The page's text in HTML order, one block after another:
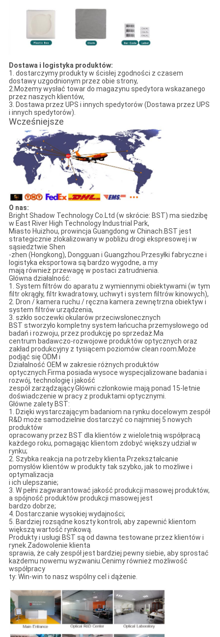
Dostawa i logistyka produktów:
1. dostarczymy produkty w ścisłej zgodności z czasem
dostawy uzgodnionym przez obie strony,
2.Możemy wysłać towar do magazynu spedytora wskazanego
przez naszych klientów,
3. Dostawa przez UPS i innych spedytorów (Dostawa przez UPS
i innych spedytorów).
Wcześniejsze
O nas:
Bright Shadow Technology Co.Ltd (w skrócie: BST) ma siedzibę
w East River High Technology Industrial Park,
Miasto Huizhou, prowincja Guangdong w Chinach.BST jest
strategicznie zlokalizowany w pobliżu drogi ekspresowej i w
sąsiedztwie Shen
-zhen (Hongkong), Dongguan i Guangzhou.Przesyłki fabryczne i
logistyka eksportowa są bardzo wygodne, a my
mają również przewagę w postaci zatrudnienia.
Główna działalność:
1. System filtrów do aparatu z wymiennymi obiektywami (w tym
filtr okrągły, filtr kwadratowy, uchwyt i system filtrów kinowych),
2. Dron / kamera ruchu / ręczna kamera zewnętrzna obiektyw i
system filtrów urządzenia,
3. szkło soczewki okularów przeciwsłonecznych
BST stworzyło kompletny system łańcucha przemysłowego od
badań i rozwoju, przez produkcję po sprzedaż.Ma
centrum badawczo-rozwojowe produktów optycznych oraz
zakład produkcyjny z tysiącem poziomów clean room.Może
podjąć się ODM i
Działalność OEM w zakresie różnych produktów
optycznych.Firma posiada wysoce wyspecjalizowane badania i
rozwój, technologię i jakość
zespół zarządzający.Główni członkowie mają ponad 15-letnie
doświadczenie w pracy z produktami optycznymi.
Główne zalety BST:
1. Dzięki wystarczającym badaniom na rynku docelowym zespół
R&D może samodzielnie dostarczyć co najmniej 5 nowych
produktów
opracowany przez BST dla klientów z wieloletnią współpracą
każdego roku, pomagając klientom zdobyć większy udział w
rynku;
2. Szybka reakcja na potrzeby klienta.Przekształcanie
pomysłów klientów w produkty tak szybko, jak to możliwe i
optymalizacja
i ich ulepszanie;
3. W pełni zagwarantować jakość produkcji masowej produktów,
a spójność produktów produkcji masowej jest
bardzo dobrze;
4. Dostarczanie wysokiej wydajności;
5. Bardziej rozsądne koszty kontroli, aby zapewnić klientom
większą wartość rynkową.
Produkty i usługi BST są od dawna testowane przez klientów i
rynek.Zadowolenie klienta
sprawia, że ​​cały zespół jest bardziej pewny siebie, aby sprostać
każdemu nowemu wyzwaniu.Cenimy również możliwość
współpracy
ty: Win-win to nasz wspólny cel i dążenie.